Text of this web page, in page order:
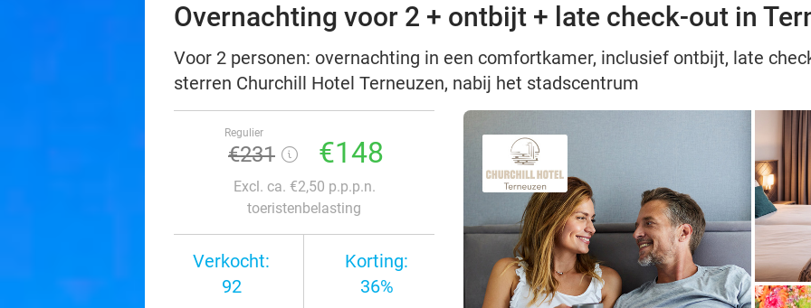
Overnachting voor 2 + ontbijt + late check-out in
Voor 2 personen: overnachting in een comfortkamer, inclusief ontbijt, late
sterren Churchill Hotel Terneuzen, nabij het stadscentrum
Regulier
€231 €148
Excl. ca. €2,50 p.p.p.n.
toeristenbelasting
Verkocht:
92
Korting:
36%